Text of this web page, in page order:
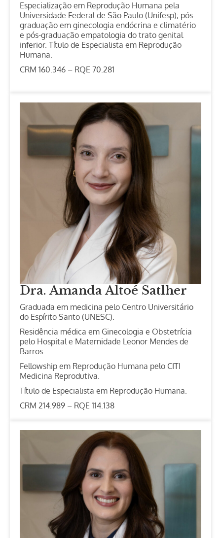
Especialização em Reprodução Humana pela
Universidade Federal de São Paulo (Unifesp); pós-
graduação em ginecologia endócrina e climatério
e pós-graduação empatologia do trato genital
inferior. Título de Especialista em Reprodução
Humana.
CRM 160.346 – RQE 70.281
Dra. Amanda Altoé Satlher
Graduada em medicina pelo Centro Universitário
do Espírito Santo (UNESC).
Residência médica em Ginecologia e Obstetrícia
pelo Hospital e Maternidade Leonor Mendes de
Barros.
Fellowship em Reprodução Humana pelo CITI
Medicina Reprodutiva.
Título de Especialista em Reprodução Humana.
CRM 214.989 – RQE 114.138